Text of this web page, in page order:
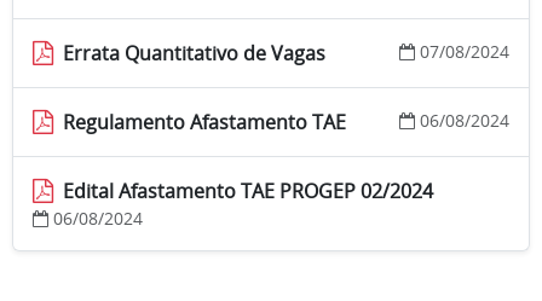
Errata Quantitativo de Vagas 07/08/2024
Regulamento Afastamento TAE 06/08/2024
Edital Afastamento TAE PROGEP 02/2024
06/08/2024